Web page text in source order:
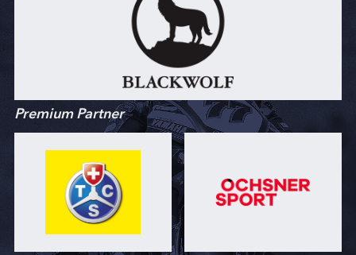
Premium Partner